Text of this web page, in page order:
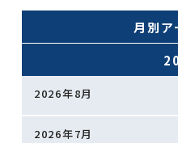
月別ア
2026年8月
2026年7月